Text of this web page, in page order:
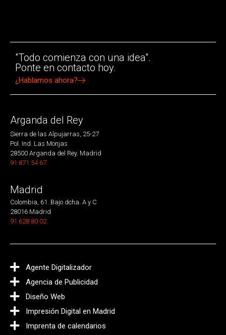
"Todo comienza con una idea".
Ponte en contacto hoy.
¿Hablamos ahora?
Arganda del Rey
Sierra de las Alpujarras, 25-27
Pol. Ind. Las Monjas
28500 Arganda del Rey. Madrid
91 871 54 67
Madrid
Colombia, 61. Bajo dcha. A y C
28016 Madrid
91 628 80 02
Agente Digitalizador
Agencia de Publicidad
Diseño Web
Impresión Digital en Madrid
Imprenta de calendarios